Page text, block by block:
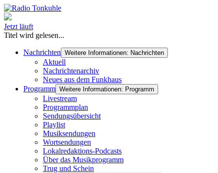
Jetzt läuft
Titel wird gelesen...
Nachrichten Weitere Informationen: Nachrichten
Aktuell
Nachrichtenarchiv
Neues aus dem Funkhaus
Programm Weitere Informationen: Programm
Livestream
Programmplan
Sendungsübersicht
Playlist
Musiksendungen
Wortsendungen
Lokalredaktions-Podcasts
Über das Musikprogramm
Trug und Schein